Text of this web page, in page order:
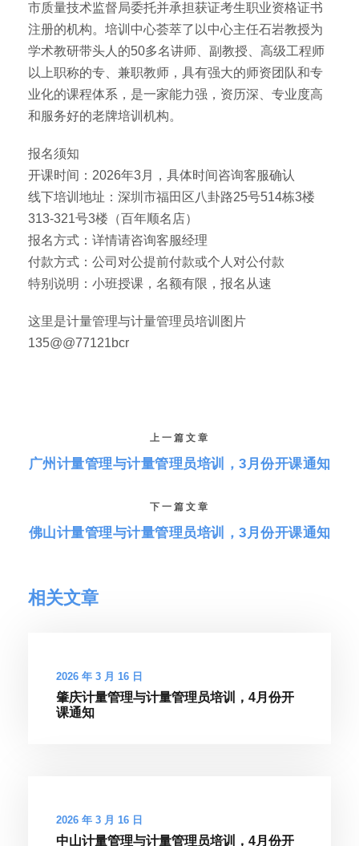
市质量技术监督局委托并承担获证考生职业资格证书
注册的机构。培训中心荟萃了以中心主任石岩教授为
学术教研带头人的50多名讲师、副教授、高级工程师
以上职称的专、兼职教师，具有强大的师资团队和专
业化的课程体系，是一家能力强，资历深、专业度高
和服务好的老牌培训机构。
报名须知
开课时间：2026年3月，具体时间咨询客服确认
线下培训地址：深圳市福田区八卦路25号514栋3楼
313-321号3楼（百年顺名店）
报名方式：详情请咨询客服经理
付款方式：公司对公提前付款或个人对公付款
特别说明：小班授课，名额有限，报名从速
这里是计量管理与计量管理员培训图片
135@@77121bcr
上一篇文章
广州计量管理与计量管理员培训，3月份开课通知
下一篇文章
佛山计量管理与计量管理员培训，3月份开课通知
相关文章
2026 年 3 月 16 日
肇庆计量管理与计量管理员培训，4月份开
课通知
2026 年 3 月 16 日
中山计量管理与计量管理员培训，4月份开